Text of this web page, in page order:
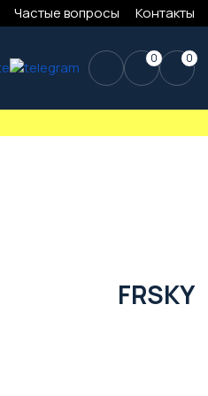
Частые вопросы Контакты
0 0
FRSKY